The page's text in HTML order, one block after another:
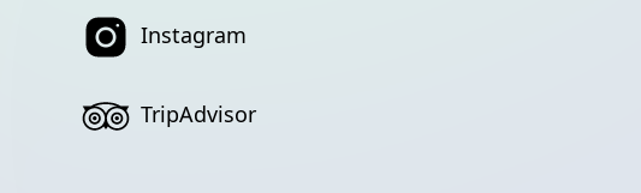
Instagram
TripAdvisor